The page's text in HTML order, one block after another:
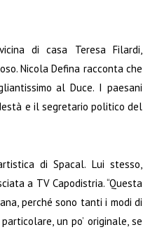
di casa Teresa Filardi,
Nicola Defina racconta che
al Duce. I paesani
e il segretario politico del
di Spacal. Lui stesso,
a TV Capodistria. “Questa
perché sono tanti i modi di
un po’ originale, se